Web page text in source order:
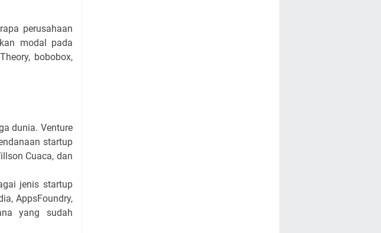
perusahaan
modal pada
bobobox,
dunia. Venture
startup
Cuaca, dan
jenis startup
AppsFoundry,
yang sudah